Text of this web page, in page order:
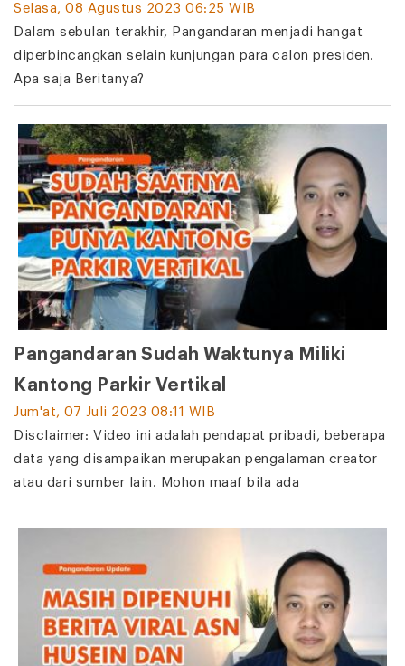
Selasa, 08 Agustus 2023 06:25 WIB
Dalam sebulan terakhir, Pangandaran menjadi hangat
diperbincangkan selain kunjungan para calon presiden.
Apa saja Beritanya?
Pangandaran Sudah Waktunya Miliki
Kantong Parkir Vertikal
Jum'at, 07 Juli 2023 08:11 WIB
Disclaimer: Video ini adalah pendapat pribadi, beberapa
data yang disampaikan merupakan pengalaman creator
atau dari sumber lain. Mohon maaf bila ada